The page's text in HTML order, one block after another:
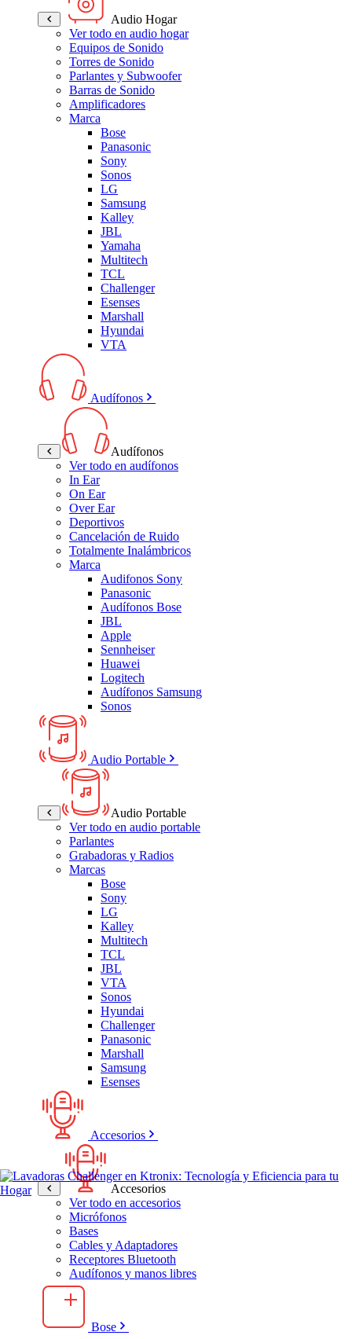
Audio Hogar
Ver todo en audio hogar
Equipos de Sonido
Torres de Sonido
Parlantes y Subwoofer
Barras de Sonido
Amplificadores
Marca
Bose
Panasonic
Sony
Sonos
LG
Samsung
Kalley
JBL
Yamaha
Multitech
TCL
Challenger
Esenses
Marshall
Hyundai
VTA
Audífonos
Audífonos
Ver todo en audífonos
In Ear
On Ear
Over Ear
Deportivos
Cancelación de Ruido
Totalmente Inalámbricos
Marca
Audifonos Sony
Panasonic
Audífonos Bose
JBL
Apple
Sennheiser
Huawei
Logitech
Audífonos Samsung
Sonos
Audio Portable
Audio Portable
Ver todo en audio portable
Parlantes
Grabadoras y Radios
Marcas
Bose
Sony
LG
Kalley
Multitech
TCL
JBL
VTA
Sonos
Hyundai
Challenger
Panasonic
Marshall
Samsung
Esenses
Accesorios
Accesorios
Ver todo en accesorios
Micrófonos
Bases
Cables y Adaptadores
Receptores Bluetooth
Audífonos y manos libres
Bose